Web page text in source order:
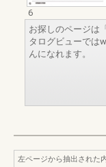
6
お探しのページは
タログビューでは
んになれます。
左ページから抽出された